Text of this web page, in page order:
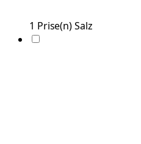
1 Prise(n)Salz